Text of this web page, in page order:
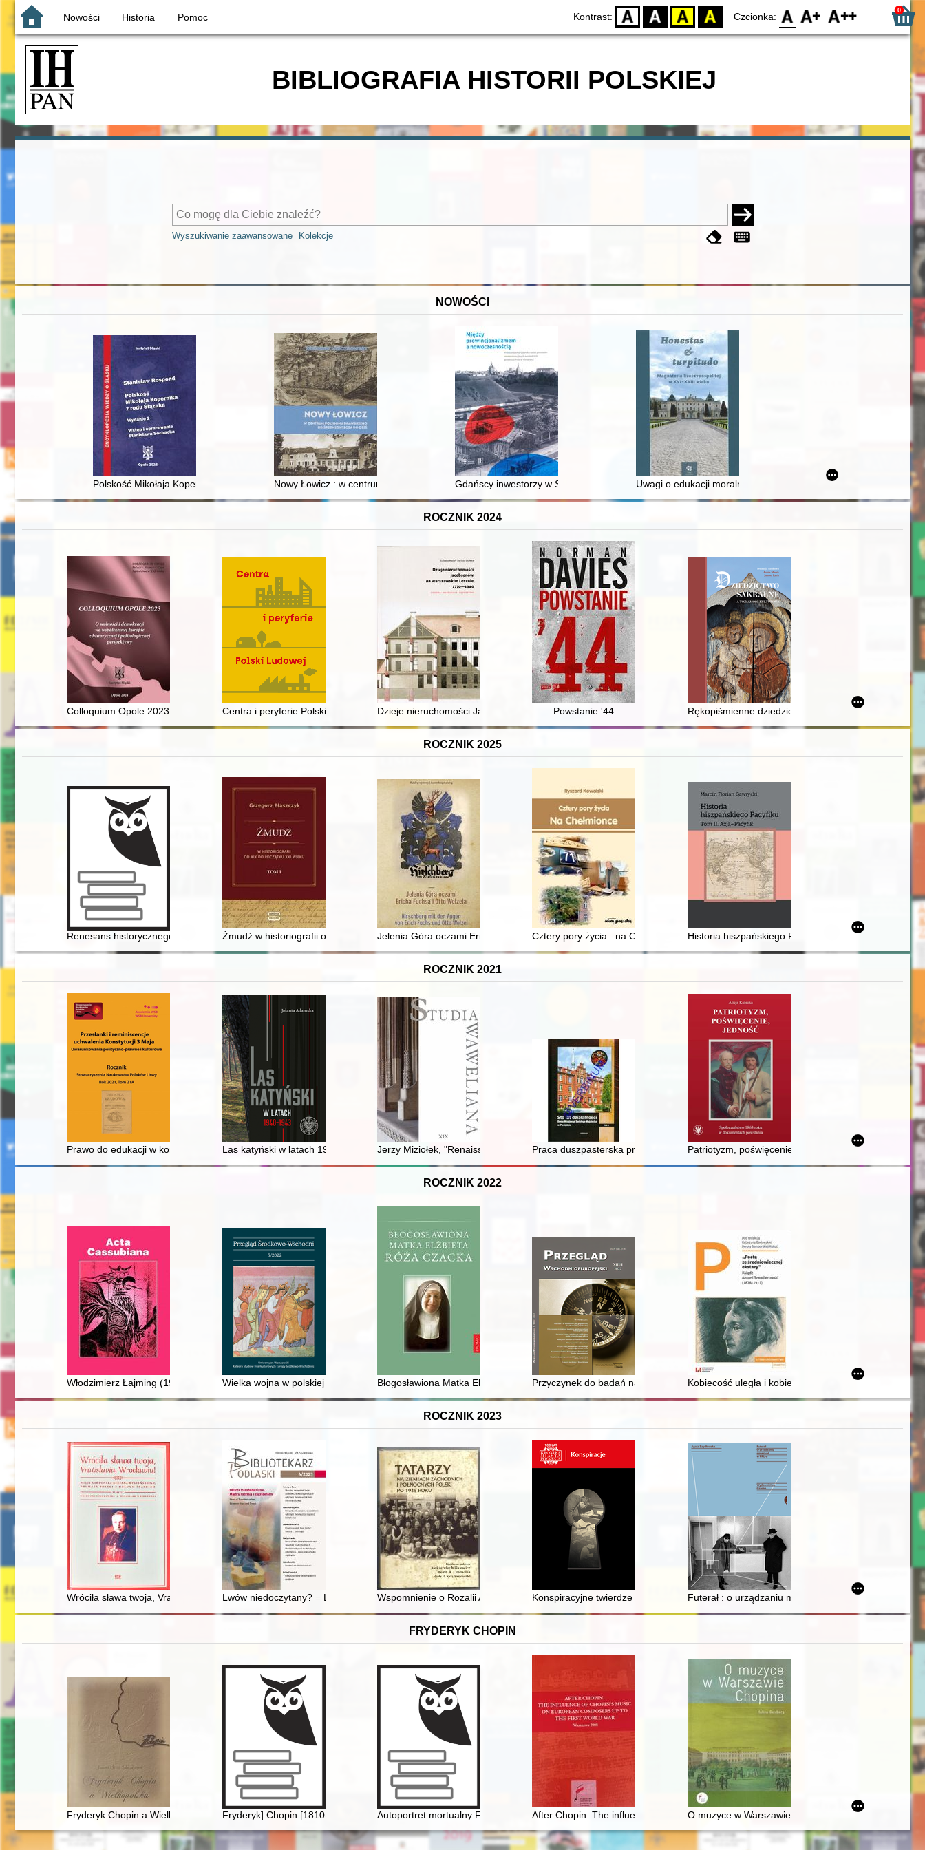
Nowości Historia Pomoc Kontrast: D BW YB BY Czcionka: F0 F1 F2 0
BIBLIOGRAFIA HISTORII POLSKIEJ
Wyszukiwanie zaawansowane Kolekcje
NOWOŚCI
Polskość Mikołaja Kopernika z rodu ŚlązakaNowy Łowicz : w centrum poligonu drawskiego od średniowiecza do dziśGdańscy inwestorzy w Sopocie : prestiż finansowy i towarzyski lokalnego mieszczaństwa w 2. poł. XIX w
Uwagi o edukacji moralnej synów szlacheckich w XVI-wiecznej
ROCZNIK 2024
Colloquium Opole 2023 : o wolności i demokracji we współczesnej Europie z historycznej i politologicznej perspektywy
Centra i peryferie Polski Ludowej Dzieje nieruchomości Jacobsonów na warszawskim Lesznie 1770-1940 : siedziba, właściciele, sąsiedztwo
Powstanie '44 Rękopiśmienne dziedzictwo sakralne w
ROCZNIK 2025
Renesans historycznego Miasta Żydowskiego na krakowskim Kazimierzu
Żmudź w historiografii od XIX do początku XXI wieku. T. 1Jelenia Góra oczami Ericha Fuchsa i Otto Welzela = Hirschberg durch die Augen von Erich Fuchs und Otto Welzel
Cztery pory życia : na Chełmionce Historia hiszpańskiego Pacyfiku. T. 2,
ROCZNIK 2021
Prawo do edukacji w kontekście unormowań prawnych polskiego konstytucjonalizmu
Las katyński w latach 1940-1943 Jerzy Miziołek, "Renaissance Weddings and the Antique. Italian Domestic Painting from the Lanckoroński Collection", Roma:
Praca duszpasterska prowadzona przez Kościół katolicki i werbistów w Rosji, na Ukrainie
Patriotyzm, poświęcenie, jedność : społeczeństwo
ROCZNIK 2022
Włodzimierz Łajming (1933-2022) : artysta malarz, absolwent PWSSP i profesor Akademii Sztuk Pięknych w Gdańsku, honorowy obywatel Tczewa
Wielka wojna w polskiej korespondencji zatrzymanej przez cenzurę austro-węgierską - recenzja]
Błogosławiona Matka Elżbieta Róża CzackaPrzyczynek do badań nad szlachtą ruską w Wielkim Księstwie Litewskim. Cz. 1,
Kobiecość uległa i kobiecość tryumfująca w
ROCZNIK 2023
Wróciła sława twoja, Vratislavia, Wrocławiu! : więzi kardynała Stefana Wyszyńskiego, prymasa Polski z Dolnym Śląskiem
Lwów niedoczytany? = Lviv unread?Wspomnienie o Rozalii AleksandrowiczKonspiracyjne twierdze okupowanego Poznania : 1939-1945
Futerał : o urządzaniu mieszkań w PRL-u
FRYDERYK CHOPIN
Fryderyk Chopin a Wielkopolska Fryderyk] Chopin [1810-1849]. Życie i droga twórczaAutoportret mortualny Fryderyka Chopina. Próba analizy stylistycznej fragmentu dziennika stuttgarckiego
After Chopin. The influence of Chopin's music on European composers up to the first
O muzyce w Warszawie Chopina